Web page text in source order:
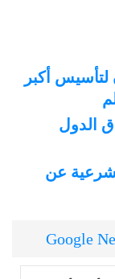
أكبر
الدول
عن